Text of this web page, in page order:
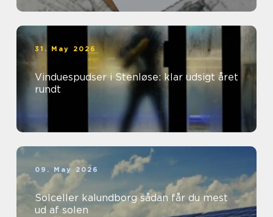
31. May 2026
Vinduespudser i Stenløse: klar udsigt året
rundt
09. May 2026
Solceller kalundborg sådan får du mest
ud af solen